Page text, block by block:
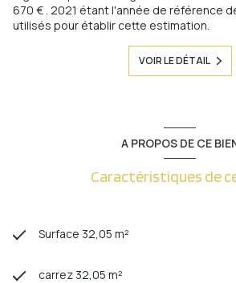
670 € . 2021 étant l'année de référence
utilisés pour établir cette estimation.
VOIR LE DÉTAIL
A PROPOS DE CE
Caractéristiques de
Surface 32,05 m²
carrez 32,05 m²